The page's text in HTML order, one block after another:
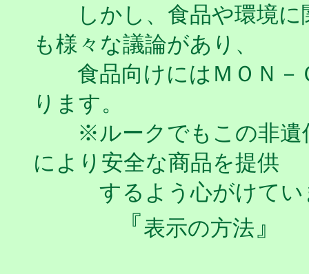
しかし、食品や環境に
も様々な議論があり、
食品向けにはＭＯＮ－
ります。
※ルークでもこの非遺
により安全な商品を提供
するよう心がけてい
『表示の方法』